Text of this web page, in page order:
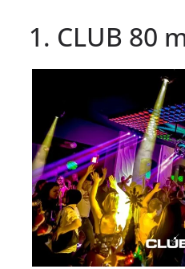
1. CLUB 80